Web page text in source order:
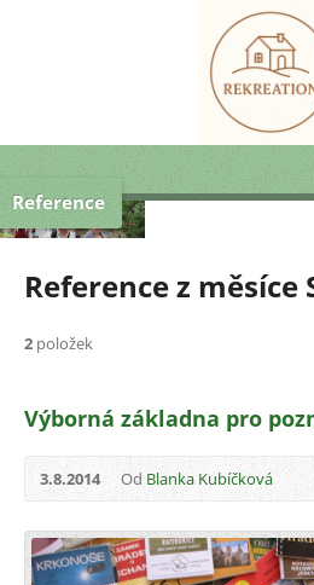
Reference
Reference z měsíce
2 položek
Výborná základna pro
3.8.2014 OdBlanka Kubíčková